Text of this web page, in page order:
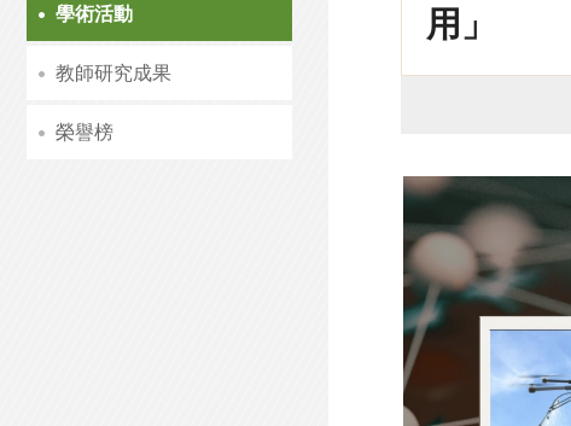
用」
學術活動
教師研究成果
榮譽榜